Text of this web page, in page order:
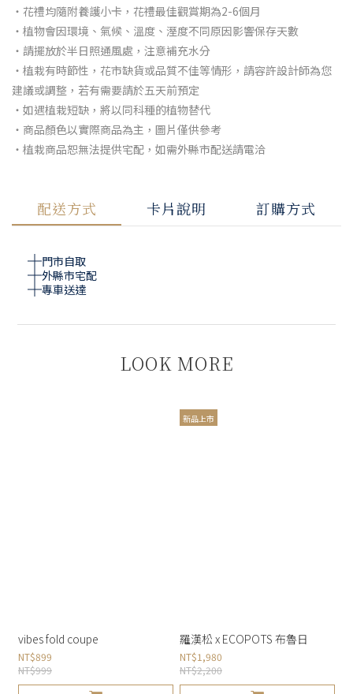
・花禮均隨附養護小卡，花禮最佳觀賞期為2-6個月
・植物會因環境、氣候、溫度、溼度不同原因影響保存天數
・請擺放於半日照通風處，注意補充水分
・植栽有時節性，花市缺貨或品質不佳等情形，請容許設計師為您
建議或調整，若有需要請於五天前預定
・如遇植栽短缺，將以同科種的植物替代
・商品顏色以實際商品為主，圖片僅供參考
・植栽商品恕無法提供宅配，如需外縣市配送請電洽
配送方式 卡片說明 訂購方式
門市自取
外縣市宅配
專車送達
LOOK MORE
vibes fold coupe
NT$899
NT$999
新品上市
羅漢松 x ECOPOTS 布魯日
NT$1,980
NT$2,200